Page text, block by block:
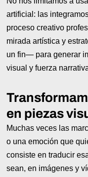
artificial: las
proceso creativo
mirada artística y
un fin— para generar
visual y fuerza
en piezas
Muchas veces las
o una emoción que
consiste en traducir
sean, en imágenes y